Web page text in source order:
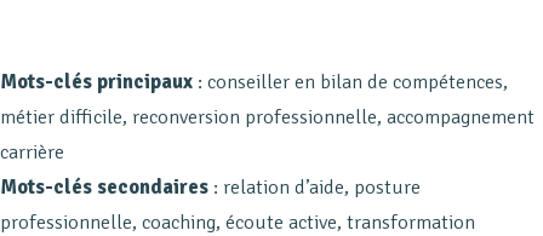
Mots-clés principaux : conseiller en bilan de compétences,
métier difficile, reconversion professionnelle, accompagnement
carrière
Mots-clés secondaires : relation d’aide, posture
professionnelle, coaching, écoute active, transformation